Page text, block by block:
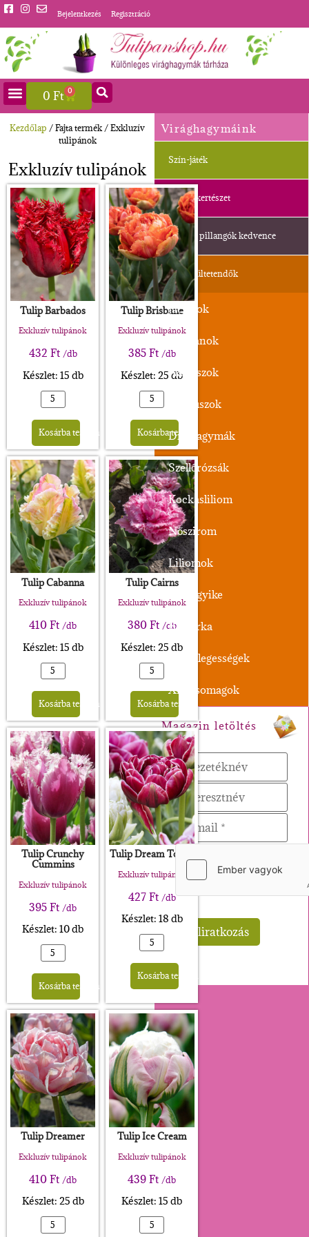
Bejelentkezés Regisztráció
0 Ft 0
Virághagymáink
Szín-játék
Balkonkertészet
Méhek, pillangók kedvence
Ősszel ültetendők
Jácintok
Tulipánok
Nárciszok
Krókuszok
Díszhagymák
Szellőrózsák
Kockásliliom
Nőszirom
Liliomok
Gyöngyike
Boglárka
Különlegességek
XL-Csomagok
Magazin letöltés
Kezdőlap / Fajta termék / Exkluzív
tulipánok
Exkluzív tulipánok
Tulip Barbados
Exkluzív tulipánok
432 Ft /db
Készlet: 15 db
Kosárba teszem
Alternative:
Tulip Brisbane
Exkluzív tulipánok
385Ft /db
Készlet: 25 db
Kosárba teszem
Tulip Cabanna
Exkluzív tulipánok
410Ft /db
Készlet: 15 db
Kosárba teszem
Alternative:
Tulip Cairns
Exkluzív tulipánok
380Ft /db
Készlet: 25 db
Kosárba teszem
Alternative:
Tulip Crunchy
Cummins
Exkluzív tulipánok
395Ft /db
Készlet: 10 db
Kosárba teszem
Alternative:
Tulip Dream Touch
Exkluzív tulipánok
427Ft /db
Készlet: 18 db
Kosárba teszem
Tulip Dreamer
Exkluzív tulipánok
410Ft /db
Készlet: 25 db
Tulip Ice Cream
Exkluzív tulipánok
439Ft /db
Készlet: 15 db